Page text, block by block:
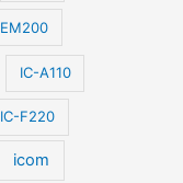
EM200
IC-A110
IC-F220
icom